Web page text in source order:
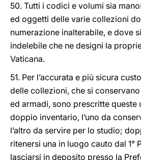
50. Tutti i codici e volumi sia
ed oggetti delle varie collezioni
numerazione inalterabile, e dove
indelebile che ne designi la
Vaticana.
51. Per l’accurata e più sicura
delle collezioni, che si
ed armadi, sono prescritte queste
doppio inventario, l’uno da
l’altro da servire per lo studio;
ritenersi una in luogo cauto dal 1°
lasciarsi in deposito presso la